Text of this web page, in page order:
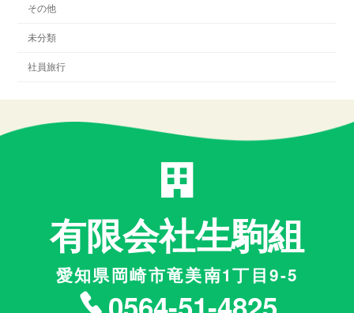
その他
未分類
社員旅行
有限会社生駒組
愛知県岡崎市竜美南1丁目9-5